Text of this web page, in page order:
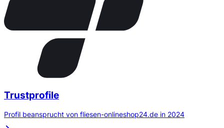
Trustprofile
Profil beansprucht von fliesen-onlineshop24.de in 2024